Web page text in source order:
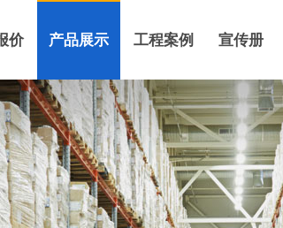
价 产品展示 工程案例 宣传册